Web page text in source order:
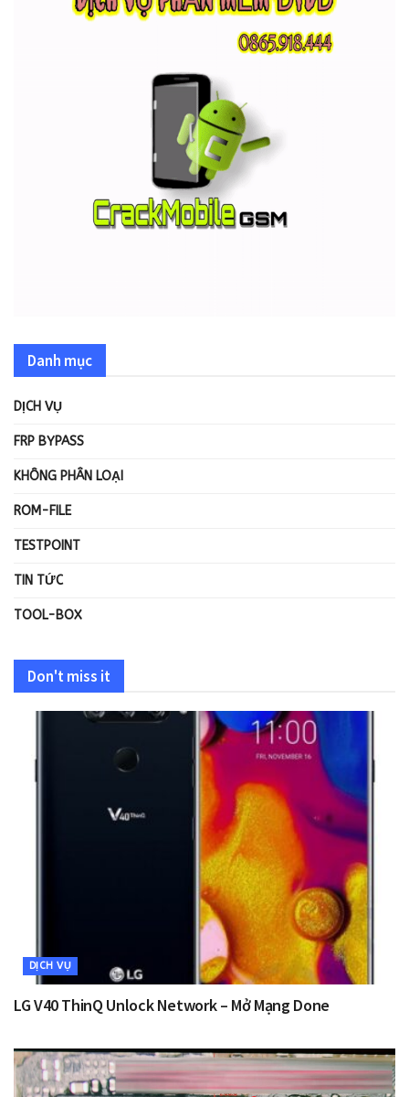
Danh mục
DỊCH VỤ
FRP BYPASS
KHÔNG PHÂN LOẠI
ROM-FILE
TESTPOINT
TIN TỨC
TOOL-BOX
Don't miss it
DỊCH VỤ
LG V40 ThinQ Unlock Network – Mở Mạng Done